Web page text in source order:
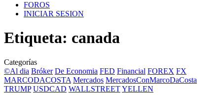
FOROS
INICIAR SESION
Etiqueta: canada
Categorías
©Al dia Bróker De Economia FED Financial FOREX FX
MARCODACOSTA Mercados MercadosConMarcoDaCosta
TRUMP USDCAD WALLSTREETYELLEN